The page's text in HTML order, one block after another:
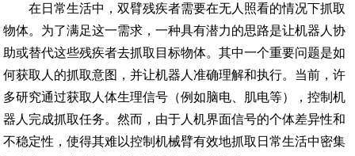
在日常生活中，双臂残疾者需要在无人照看的情况下抓取
物体。为了满足这一需求，一种具有潜力的思路是让机器人协
助或替代这些残疾者去抓取目标物体。其中一个重要问题是如
何获取人的抓取意图，并让机器人准确理解和执行。当前，许
多研究通过获取人体生理信号（例如脑电、肌电等），控制机
器人完成抓取任务。然而，由于人机界面信号的个体差异性和
不稳定性，使得其难以控制机械臂有效地抓取日常生活中密集